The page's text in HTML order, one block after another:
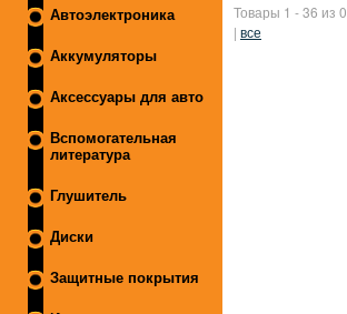
Автоэлектроника
Аккумуляторы
Аксессуары для авто
Вспомогательная
литература
Глушитель
Диски
Защитные покрытия
Товары 1 - 36 из 0
| все